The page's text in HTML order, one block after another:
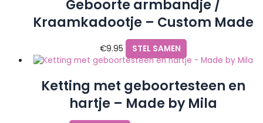
Geboorte armbandje /
Kraamkadootje – Custom Made
by Mila
€9.95 STEL SAMEN
Ketting met geboortesteen en
hartje – Made by Mila